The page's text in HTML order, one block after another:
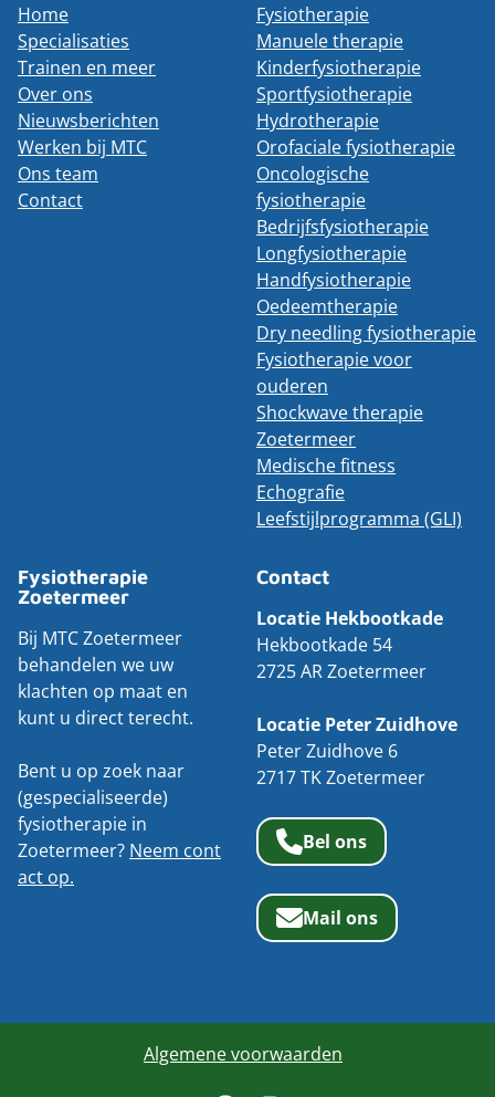
Home
Specialisaties
Trainen en meer
Over ons
Nieuwsberichten
Werken bij MTC
Ons team
Contact
Fysiotherapie
Manuele therapie
Kinderfysiotherapie
Sportfysiotherapie
Hydrotherapie
Orofaciale fysiotherapie
Oncologische
fysiotherapie
Bedrijfsfysiotherapie
Longfysiotherapie
Handfysiotherapie
Oedeemtherapie
Dry needling fysiotherapie
Fysiotherapie voor
ouderen
Shockwave therapie
Zoetermeer
Medische fitness
Echografie
Leefstijlprogramma (GLI)
Fysiotherapie
Zoetermeer
Bij MTC Zoetermeer
behandelen we uw
klachten op maat en
kunt u direct terecht.
Bent u op zoek naar
(gespecialiseerde)
fysiotherapie in
Zoetermeer? Neem cont
act op.
Contact
Locatie Hekbootkade
Hekbootkade 54
2725 AR Zoetermeer
Locatie Peter Zuidhove
Peter Zuidhove 6
2717 TK Zoetermeer
Bel ons
Mail ons
Algemene voorwaarden